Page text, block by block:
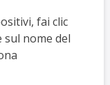
fai clic
nome del